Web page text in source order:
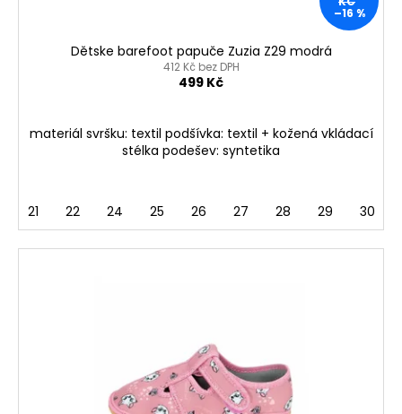
–16 %
Dětske barefoot papuče Zuzia Z29 modrá
412 Kč bez DPH
499 Kč
materiál svršku: textil podšívka: textil + kožená vkládací
stélka podešev: syntetika
21 22 24 25 26 27 28 29 30